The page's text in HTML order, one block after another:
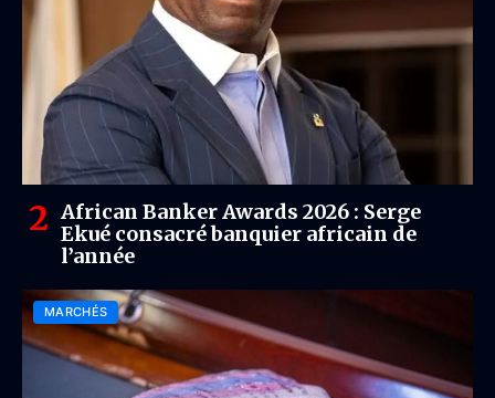
African Banker Awards 2026 : Serge
Ekué consacré banquier africain de
l’année
MARCHÉS